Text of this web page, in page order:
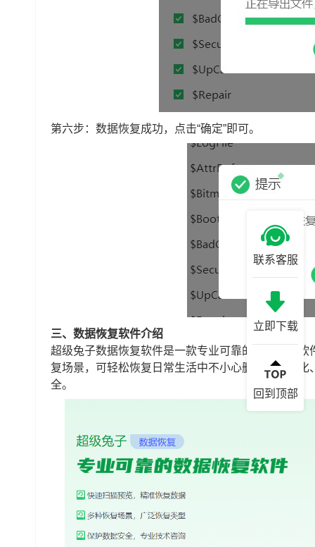
第六步：数据恢复成功，点击“确定”即可。
三、数据恢复软件介绍
超级兔子数据恢复软件是一款专业可靠的数据恢复
复场景，可轻松恢复日常生活中不小心删除、格式
全。
联系客服
立即下载
回到顶部